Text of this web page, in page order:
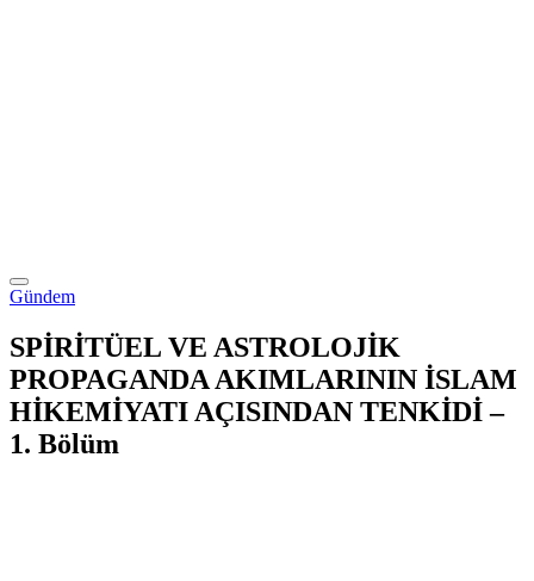
Gündem
SPİRİTÜEL VE ASTROLOJİK
PROPAGANDA AKIMLARININ İSLAM
HİKEMİYATI AÇISINDAN TENKİDİ –
1. Bölüm